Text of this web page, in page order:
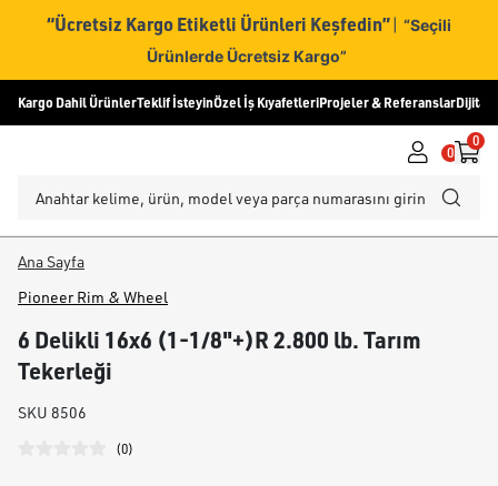
“Ücretsiz Kargo Etiketli Ürünleri Keşfedin” | “Seçili
Ürünlerde Ücretsiz Kargo”
Kargo Dahil ÜrünlerTeklif İsteyinÖzel İş KıyafetleriProjeler & ReferanslarDijital
0
0
Ana Sayfa
Pioneer Rim & Wheel
6 Delikli 16x6 (1-1/8"+)R 2.800 lb. Tarım
Tekerleği
SKU 8506
(0)